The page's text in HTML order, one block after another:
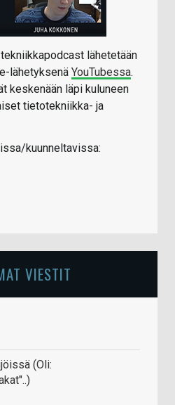
lähetetään
lähetyksenä YouTubessa.
keskenään läpi kuluneen
tietotekniikka- ja
kuunneltavissa:
VIESTIT
(Oli: